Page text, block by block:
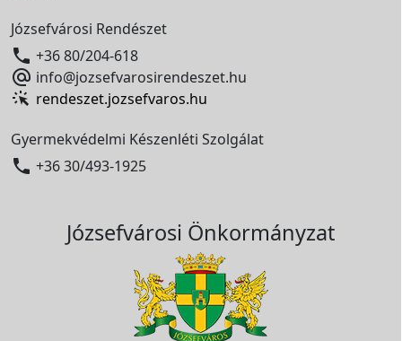
Józsefvárosi Rendészet
 +36 80/204-618
 info@jozsefvarosirendeszet.hu
rendeszet.jozsefvaros.hu
Gyermekvédelmi Készenléti Szolgálat
 +36 30/493-1925
Józsefvárosi Önkormányzat